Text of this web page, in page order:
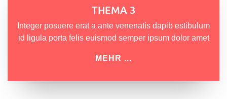
THEMA 3
Integer posuere erat a ante venenatis dapib estibulum
id ligula porta felis euismod semper ipsum dolor amet
MEHR ...